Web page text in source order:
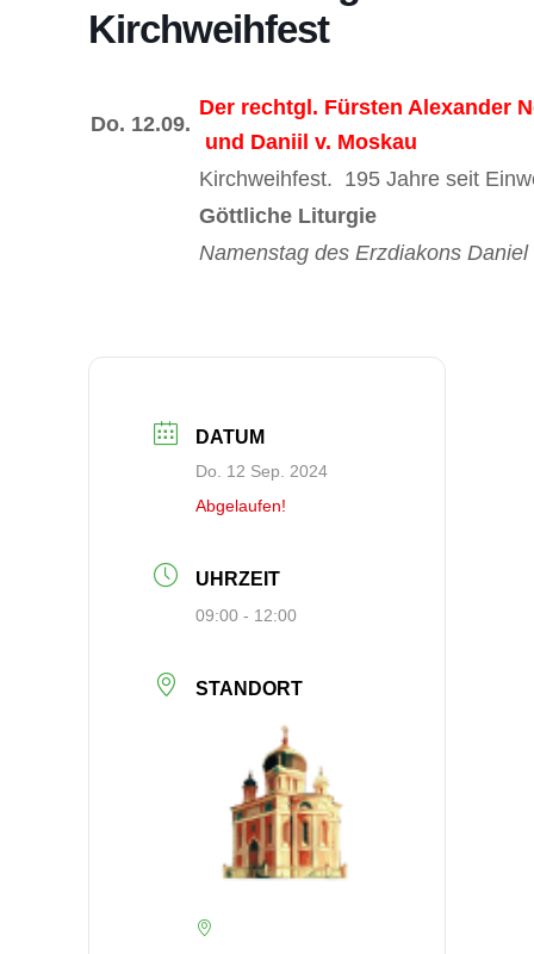
Kirchweihfest
Do. 12.09.
Der rechtgl. Fürsten Alexander
und Daniil v. Moskau
Kirchweihfest. 195 Jahre seit
Göttliche Liturgie
Namenstag des Erzdiakons Daniel
DATUM
Do. 12 Sep. 2024
Abgelaufen!
UHRZEIT
09:00 - 12:00
STANDORT